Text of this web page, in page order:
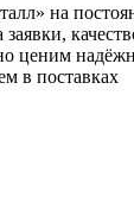
на
ценим
в поставках